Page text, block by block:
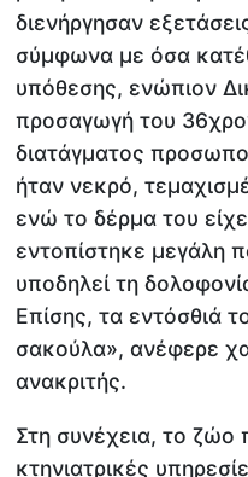
διενήργησαν
σύμφωνα με όσα
υπόθεσης, ενώπιον
προσαγωγή του
διατάγματος
ήταν νεκρό,
ενώ το δέρμα του
εντοπίστηκε μεγάλη
υποδηλεί τη
Επίσης, τα εντόσθιά
σακούλα», ανέφερε
ανακριτής.
Στη συνέχεια, το ζώο
κτηνιατρικές